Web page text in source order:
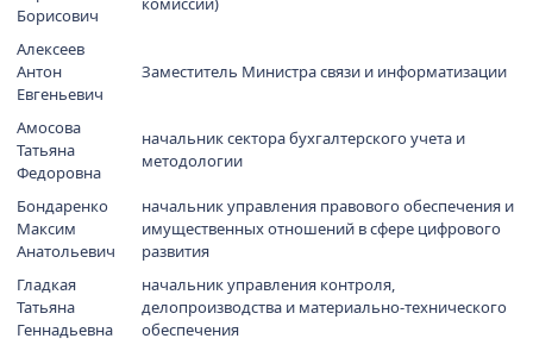
Борисович
Алексеев
Антон
Евгеньевич
Заместитель Министра связи и информатизации
Амосова
Татьяна
Федоровна
начальник сектора бухгалтерского учета и
методологии
Бондаренко
Максим
Анатольевич
начальник управления правового обеспечения и
имущественных отношений в сфере цифрового
развития
Гладкая
Татьяна
Геннадьевна
начальник управления контроля,
делопроизводства и материально-технического
обеспечения